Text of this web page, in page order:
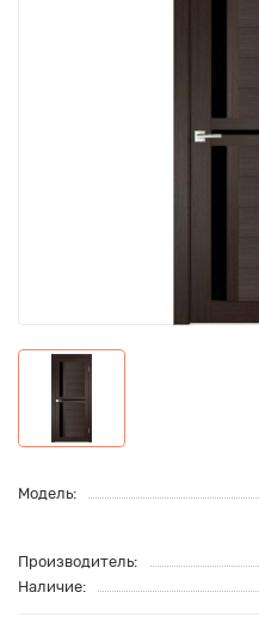
Модель:
Производитель:
Наличие: